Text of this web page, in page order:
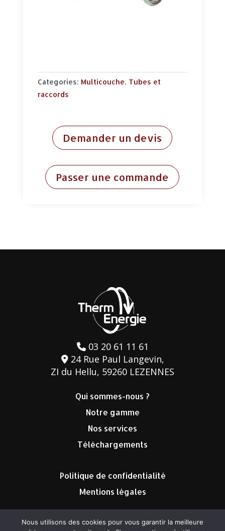
Categories: Multicouche, Tubes et
raccords
Demander un devis
Passer une commande
03 20 61 11 61
24 Rue Paul Langevin,
ZI du Hellu, 59260 LEZENNES
Qui sommes-nous ?
Notre gamme
Nos services
Téléchargements
Politique de confidentialité
Mentions légales
Nous utilisons des cookies pour vous garantir la meilleure